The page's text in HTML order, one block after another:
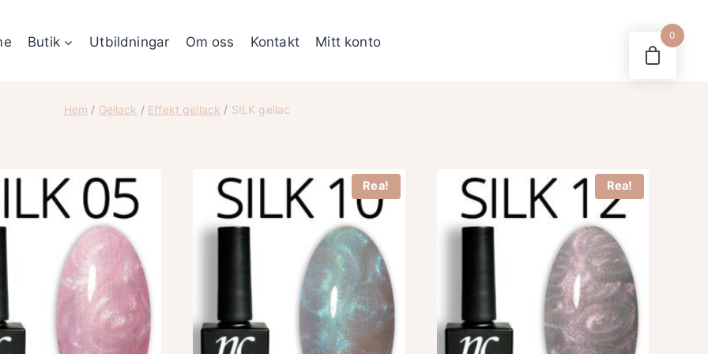
Butik Utbildningar Om oss Kontakt Mitt konto
Hem / Gellack / Effekt gellack / SILK gellac
Rea! Rea!
0